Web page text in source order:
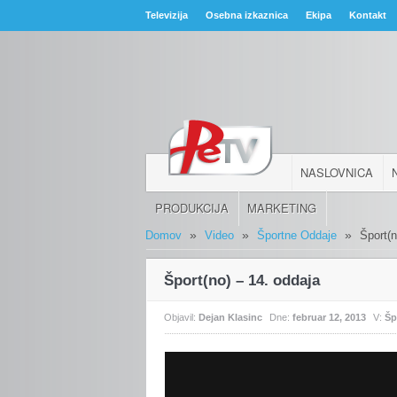
Televizija Osebna izkaznica Ekipa Kontakt
NASLOVNICA
PRODUKCIJA MARKETING
Domov » Video » Športne Oddaje »
Šport(no) – 14. oddaja
Objavil:Dejan Klasinc Dne:februar 12, 2013 V: